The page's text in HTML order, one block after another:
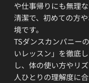
や仕事帰りにも無理
清潔で、初めての方
境です。
TSダンスカンパニー
いレッスン」を徹底
し、体の使い方やリ
人ひとりの理解度に